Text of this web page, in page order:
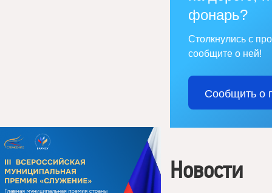
фонарь?
Столкнулись с
сообщите о ней!
Сообщить о
Новости